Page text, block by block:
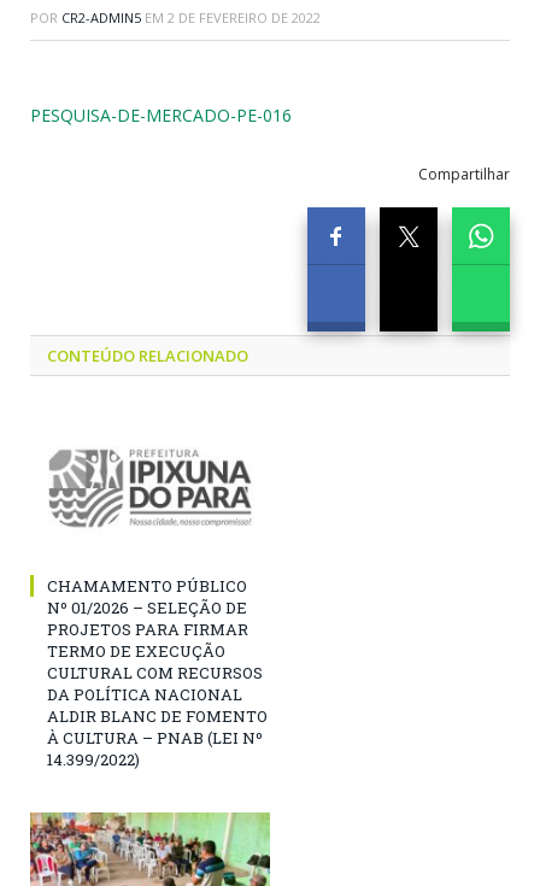
POR CR2-ADMIN5 EM 2 DE FEVEREIRO DE 2022
PESQUISA-DE-MERCADO-PE-016
Compartilhar
CONTEÚDO RELACIONADO
CHAMAMENTO PÚBLICO
Nº 01/2026 – SELEÇÃO DE
PROJETOS PARA FIRMAR
TERMO DE EXECUÇÃO
CULTURAL COM RECURSOS
DA POLÍTICA NACIONAL
ALDIR BLANC DE FOMENTO
À CULTURA – PNAB (LEI Nº
14.399/2022)